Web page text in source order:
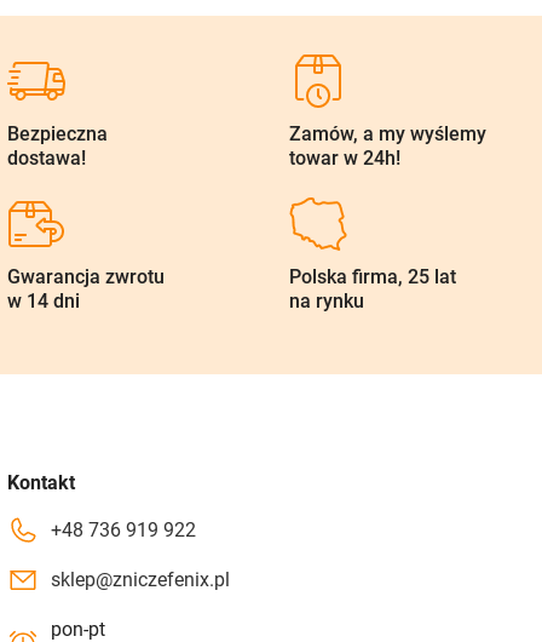
Bezpieczna
dostawa!
Zamów, a my wyślemy
towar w 24h!
Gwarancja zwrotu
w 14 dni
Polska firma, 25 lat
na rynku
Kontakt
+48 736 919 922
sklep@zniczefenix.pl
pon-pt